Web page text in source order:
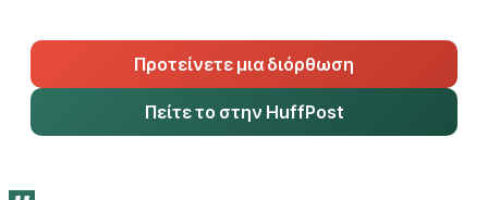
Προτείνετε μια διόρθωση
Πείτε το στην HuffPost